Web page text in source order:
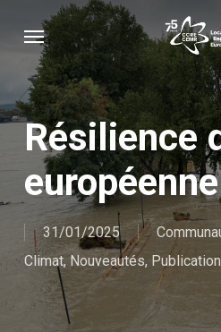
content
Menu
Résilience
31/01/2025
Climat,Nouveautés,